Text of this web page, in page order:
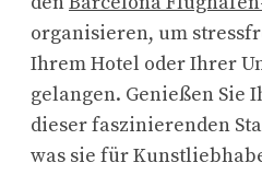
organisieren, um
Ihrem Hotel oder Ihrer
gelangen. Genießen Sie
dieser faszinierenden
was sie für